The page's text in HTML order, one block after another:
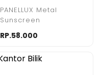
PANELLUX Metal
Sunscreen
RP.58.000